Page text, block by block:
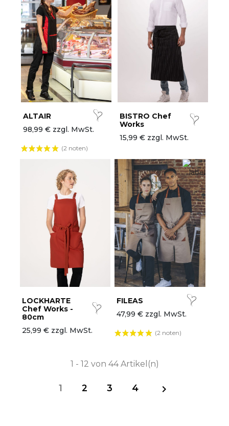
ALTAIR
98,99 € zzgl. MwSt.
(2 noten)
BISTRO Chef
Works
15,99 € zzgl. MwSt.
LOCKHARTE
Chef Works -
80cm
25,99 € zzgl. MwSt.
FILEAS
47,99 € zzgl. MwSt.
(2 noten)
1 - 12 von 44 Artikel(n)
1 2 3 4 